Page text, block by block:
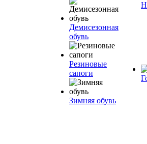
Демисезонная
обувь
Резиновые
сапоги
Зимняя обувь